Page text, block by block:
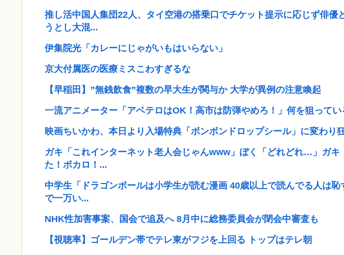
推し活中国人集団22人、タイ空港の搭乗口でチケット提示に応じず俳優
うとし大混...
伊集院光「カレーにじゃがいもはいらない」
京大付属医の医療ミスこわすぎるな
【早稲田】”無銭飲食”複数の早大生が関与か 大学が異例の注意喚起
一流アニメーター「アベテロはOK！高市は防弾やめろ！」何を狙ってい
映画ちいかわ、本日より入場特典「ボンボンドロップシール」に変わり
ガキ「これインターネット老人会じゃんwww」ぼく「どれどれ…」ガキ
た！ボカロ！...
中学生「ドラゴンボールは小学生が読む漫画 40歳以上で読んでる人は
で一万い...
NHK性加害事案、国会で追及へ 8月中に総務委員会が閉会中審査も
【視聴率】ゴールデン帯でテレ東がフジを上回る トップはテレ朝